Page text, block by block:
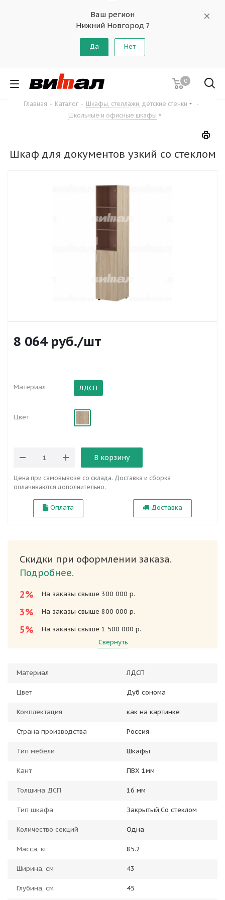
Ваш регион
Нижний Новгород ?
Да Нет
0
Главная - Каталог - Шкафы, стеллажи, детские стенки
-
Школьные и офисные шкафы
Шкаф для документов узкий со стеклом
8 064руб./шт
Материал ЛДСП
Цвет
В корзину
Цена при самовывозе со склада. Доставка и сборка
оплачиваются дополнительно.
Оплата Доставка
Скидки при оформлении заказа.
Подробнее.
2%
На заказы свыше 300 000 р.
3% На заказы свыше 800 000 р.
5%
На заказы свыше 1 500 000 р.
Свернуть
Материал ЛДСП
Цвет Дуб сонома
Комплектация как на картинке
Страна производства Россия
Тип мебели Шкафы
Кант ПВХ 1мм
Толщина ДСП 16 мм
Тип шкафа Закрытый,Со стеклом
Количество секций Одна
Масса, кг 85.2
Ширина, см 43
Глубина, см 45